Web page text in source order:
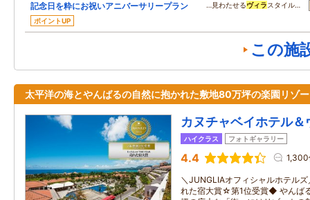
記念日を粋にお祝いアニバーサリープラン
ポイントUP
…見わたせるヴィラスタイル…
この施
太平洋の海とやんばるの自然に抱かれた敷地80万坪の楽園リゾ
カヌチャベイホテル＆
ハイクラス フォトギャラリー
4.4 1,300
＼JUNGLIAオフィシャルホテル
れた宿大賞☆第1位受賞◆ やんば